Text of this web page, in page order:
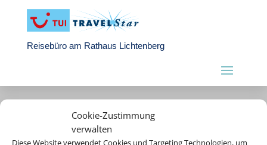
Cookie-Zustimmung
verwalten
Diese Website verwendet Cookies und Targeting Technologien, um
Reisebüro am Rathaus Lichtenberg